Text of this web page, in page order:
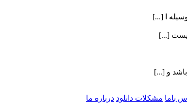
ا [...]
و [...]
باما مشکلات دانلود درباره ما